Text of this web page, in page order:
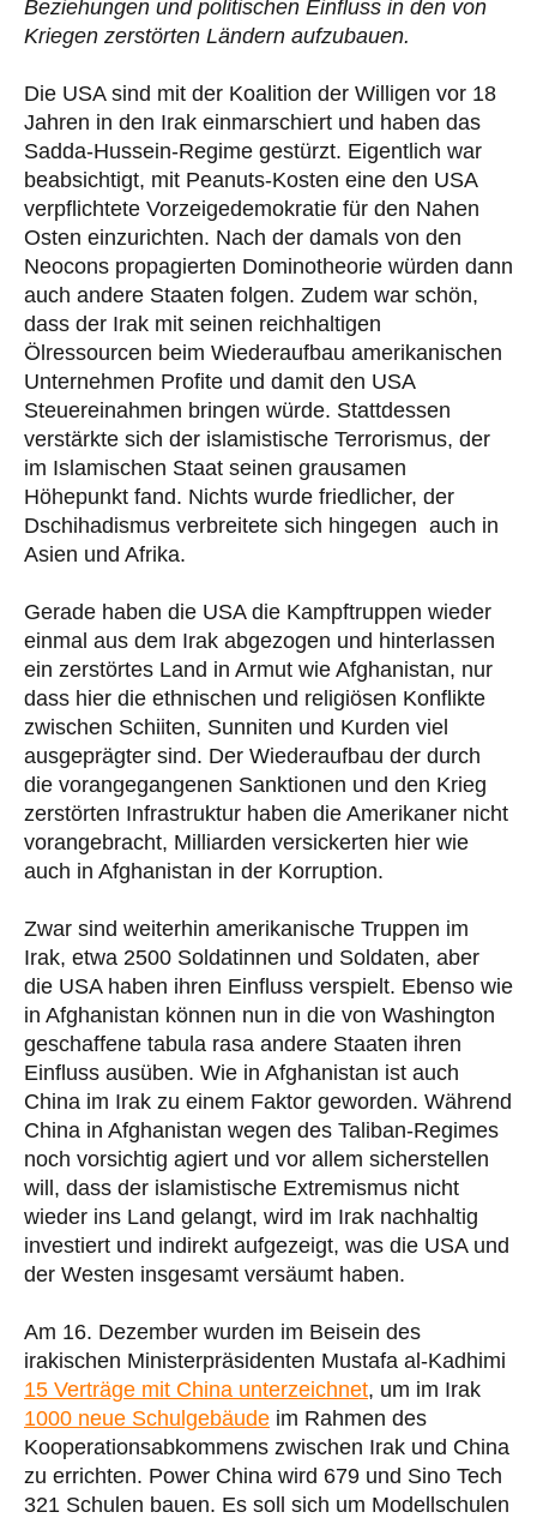
Beziehungen und politischen Einfluss in den von
Kriegen zerstörten Ländern aufzubauen.
Die USA sind mit der Koalition der Willigen vor 18
Jahren in den Irak einmarschiert und haben das
Sadda-Hussein-Regime gestürzt. Eigentlich war
beabsichtigt, mit Peanuts-Kosten eine den USA
verpflichtete Vorzeigedemokratie für den Nahen
Osten einzurichten. Nach der damals von den
Neocons propagierten Dominotheorie würden dann
auch andere Staaten folgen. Zudem war schön,
dass der Irak mit seinen reichhaltigen
Ölressourcen beim Wiederaufbau amerikanischen
Unternehmen Profite und damit den USA
Steuereinahmen bringen würde. Stattdessen
verstärkte sich der islamistische Terrorismus, der
im Islamischen Staat seinen grausamen
Höhepunkt fand. Nichts wurde friedlicher, der
Dschihadismus verbreitete sich hingegen auch in
Asien und Afrika.
Gerade haben die USA die Kampftruppen wieder
einmal aus dem Irak abgezogen und hinterlassen
ein zerstörtes Land in Armut wie Afghanistan, nur
dass hier die ethnischen und religiösen Konflikte
zwischen Schiiten, Sunniten und Kurden viel
ausgeprägter sind. Der Wiederaufbau der durch
die vorangegangenen Sanktionen und den Krieg
zerstörten Infrastruktur haben die Amerikaner nicht
vorangebracht, Milliarden versickerten hier wie
auch in Afghanistan in der Korruption.
Zwar sind weiterhin amerikanische Truppen im
Irak, etwa 2500 Soldatinnen und Soldaten, aber
die USA haben ihren Einfluss verspielt. Ebenso wie
in Afghanistan können nun in die von Washington
geschaffene tabula rasa andere Staaten ihren
Einfluss ausüben. Wie in Afghanistan ist auch
China im Irak zu einem Faktor geworden. Während
China in Afghanistan wegen des Taliban-Regimes
noch vorsichtig agiert und vor allem sicherstellen
will, dass der islamistische Extremismus nicht
wieder ins Land gelangt, wird im Irak nachhaltig
investiert und indirekt aufgezeigt, was die USA und
der Westen insgesamt versäumt haben.
Am 16. Dezember wurden im Beisein des
irakischen Ministerpräsidenten Mustafa al-Kadhimi
15 Verträge mit China unterzeichnet, um im Irak
1000 neue Schulgebäude im Rahmen des
Kooperationsabkommens zwischen Irak und China
zu errichten. Power China wird 679 und Sino Tech
321 Schulen bauen. Es soll sich um Modellschulen